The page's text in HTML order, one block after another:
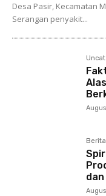
Desa Pasir, Kecamatan
Serangan penyakit...
Berita
dan